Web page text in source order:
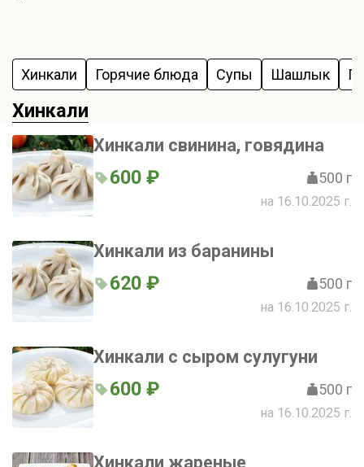
Хинкали Горячие блюда Супы Шашлык
Хинкали
Хинкали свинина, говядина
600 ₽ 500 г
на 16.10.2025 г.
Хинкали из баранины
620 ₽ 500 г
на 16.10.2025 г.
Хинкали с сыром сулугуни
600 ₽ 500 г
на 16.10.2025 г.
Хинкали жареные